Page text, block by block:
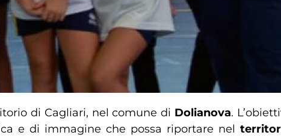
di Cagliari, nel comune di Dolianova.
e di immagine che possa riportare nel